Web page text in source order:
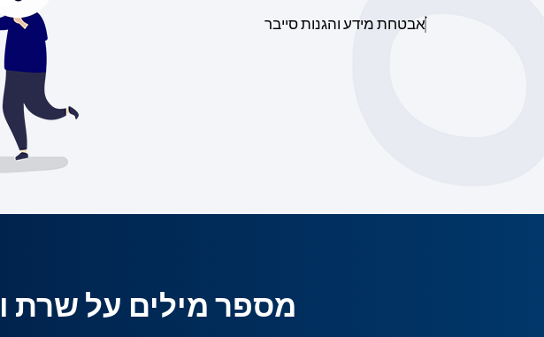
אבטחת מידע והגנות סייבר
מספר מילים על שרת